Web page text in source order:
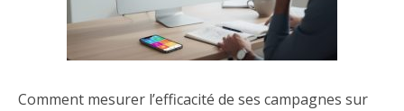
Comment mesurer l’efficacité de ses campagnes sur